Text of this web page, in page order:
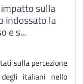
sulla
indossato la
e s...
sulla percezione
italiani nello